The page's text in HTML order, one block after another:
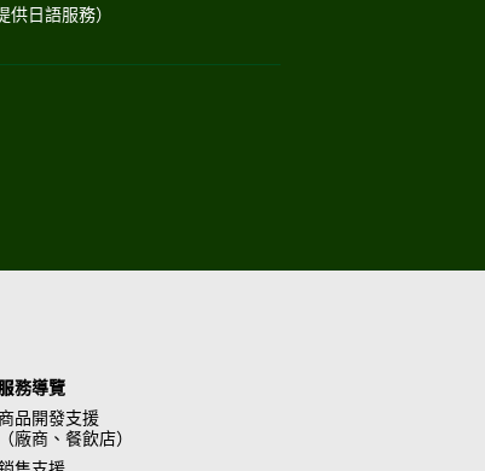
供日語服務）
務導覽
品開發支援
（廠商、餐飲店）